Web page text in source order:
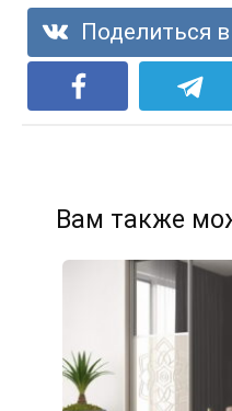
Поделиться
Вам также